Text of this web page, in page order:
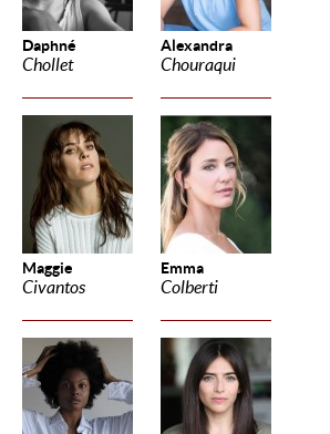
Daphné
Chollet
Alexandra
Chouraqui
Maggie
Civantos
Emma
Colberti